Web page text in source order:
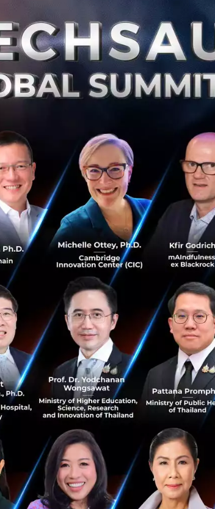
2018 | Bymimee
กิจขนาดเล็ก หรือ สตาร์ทอัพที่สำเร็จได้ สิ่งที่คุณจะมอง
ม่ได้เลยคือการหาพนักงานคนเก่งเข้ามาช่วยขับเคลื่อน
องคุณเดินหน้า แต่การหาคนที่ใช่ พนักงานที่ดีๆ มัน
7, 2018| By Techsauce Team
HR Workshop recruitment Human Resource
เผย Soft Skills คือทักษะสำคัญที่
าบุคลากรใน Southeast Asia
ผู้รวบรวมผลการวิจัยและการรายงานเกี่ยวกับ
กออนไลน์ หรือ e-Commerce แห่งแรกในภูมิภาค
วันออกเฉียงใต้ ได้จัดทำการสำรวจบริษัทเทคโนโลยี
ะเทศอินโดนีเซี...
25, 2018
Techsauce Team
SEA Soft Skill recruitment eCommerceIQ
สตาร์ทอัพค้นหางาน ได้รับเงินระดมทุน
A มูลค่ากว่า 117 ล้านบาท
เว็บไซต์ค้นหางานและรีวิวบริษัท ที่ได้รับ
นามว่าเป็น “เน็ตฟลิกซ์สำหรับค้นหางาน” (Netflix
ได้รับเงินทุนสนับสนุนจากภาคเอกชน มูลค่า 3.6 ล้าน
หรัฐ...